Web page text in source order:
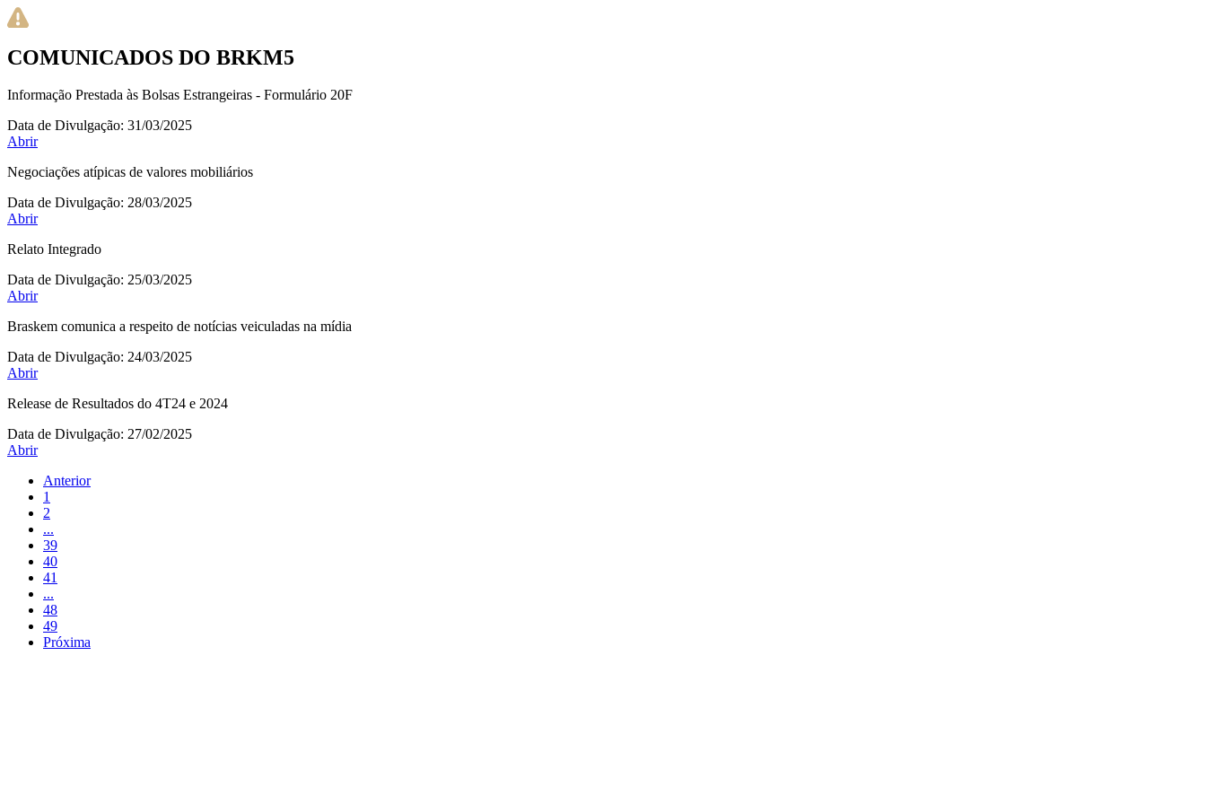
COMUNICADOS DO BRKM5
Informação Prestada às Bolsas Estrangeiras - Formulário 20F
Data de Divulgação: 31/03/2025
Abrir
Negociações atípicas de valores mobiliários
Data de Divulgação: 28/03/2025
Abrir
Relato Integrado
Data de Divulgação: 25/03/2025
Abrir
Braskem comunica a respeito de notícias veiculadas na mídia
Data de Divulgação: 24/03/2025
Abrir
Release de Resultados do 4T24 e 2024
Data de Divulgação: 27/02/2025
Abrir
Anterior
1
2
...
39
40
41
...
48
49
Próxima